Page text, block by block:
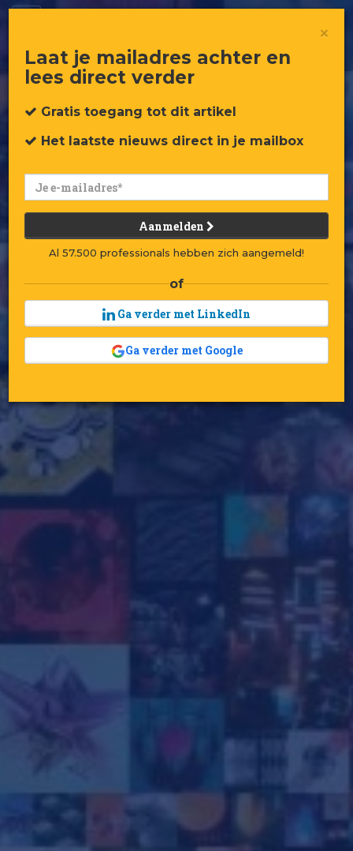
×
Laat je mailadres achter en
lees direct verder
Gratis toegang tot dit artikel
Het laatste nieuws direct in je mailbox
Aanmelden
Al 57.500 professionals hebben zich aangemeld!
of
Ga verder met LinkedIn
Ga verder met Google